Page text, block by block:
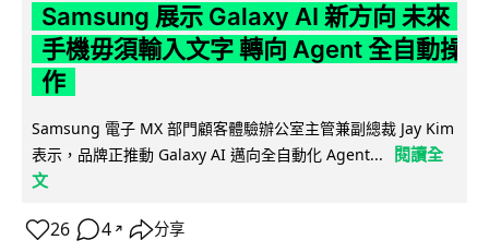
Samsung 展示 Galaxy AI 新方向 未來
手機毋須輸入文字 轉向 Agent 全自動操
作
Samsung 電子 MX 部門顧客體驗辦公室主管兼副總裁 Jay Kim
表示，品牌正推動 Galaxy AI 邁向全自動化 Agent...
閱讀全
文
26 4 ↗ 分享